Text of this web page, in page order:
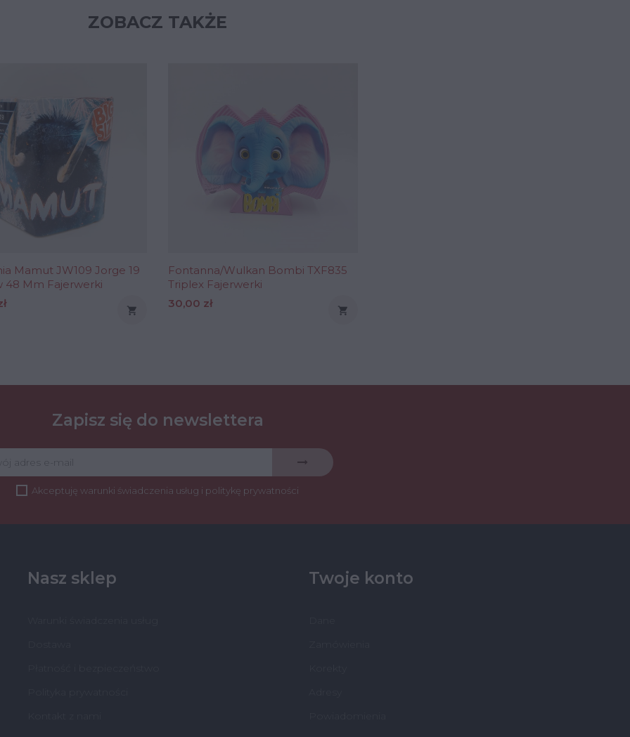
ZOBACZ TAKŻE
Mamut JW109 Jorge 19
48 Mm Fajerwerki

Fontanna/Wulkan Bombi TXF835
Triplex Fajerwerki
Cena
30,00 zł

Zapisz się do newslettera
Akceptuję warunki świadczenia usług i politykę prywatności
Nasz sklep Twoje konto